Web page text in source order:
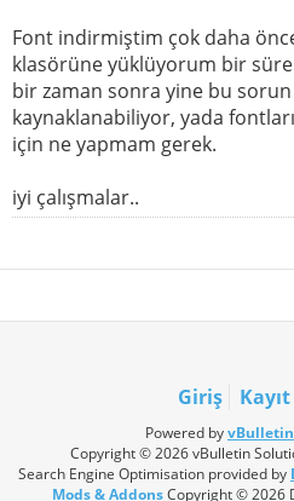
Font indirmiştim çok daha
klasörüne yüklüyorum bir
bir zaman sonra yine bu
kaynaklanabiliyor, yada
için ne yapmam gerek.
iyi çalışmalar..
Giriş
Powered by
Copyright © 2026 vBulletin
Search Engine Optimisation provided by
Mods & AddonsCopyright © 2026